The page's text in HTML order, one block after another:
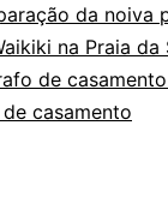
Lisboa
e
a
da noiva
na Praia
de
casamento